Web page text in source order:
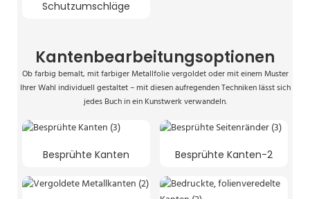
Schutzumschläge
Kantenbearbeitungsoptionen
Ob farbig bemalt, mit farbiger Metallfolie vergoldet oder mit einem Muster
Ihrer Wahl individuell gestaltet – mit diesen aufregenden Techniken lässt sich
jedes Buch in ein Kunstwerk verwandeln.
Besprühte Kanten Besprühte Kanten-2